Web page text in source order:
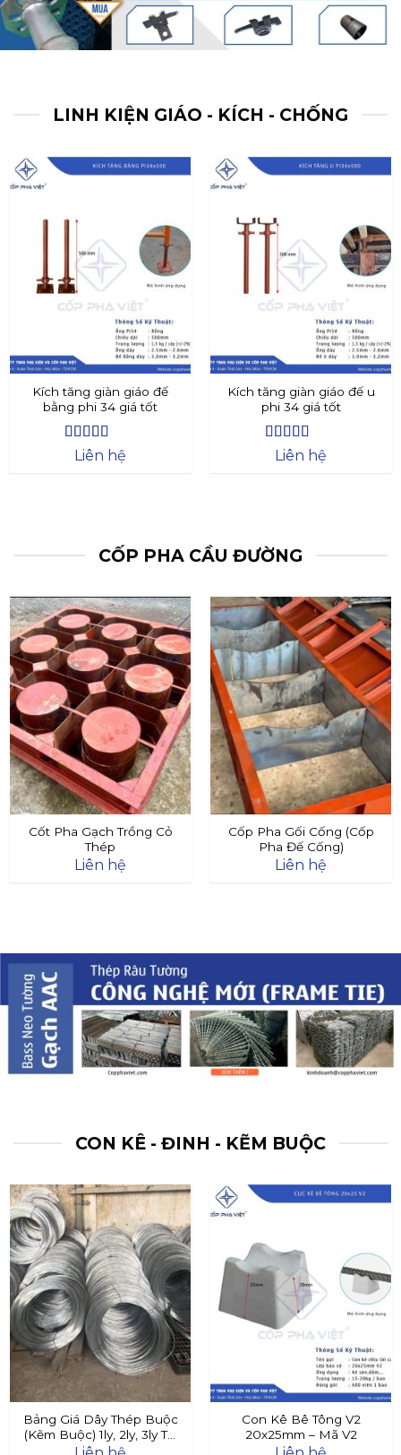
LINH KIỆN GIÁO - KÍCH - CHỐNG
Kích tăng giàn giáo đế
bằng phi 34 giá tốt
Được xếp
5
Liên hệ
Kích tăng giàn giáo đế u
phi 34 giá tốt
Được xếp
5
Liên hệ
CỐP PHA CẦU ĐƯỜNG
Cốt Pha Gạch Trồng Cỏ
Thép
Liên hệ
Cốp Pha Gối Cống (Cốp
Pha Đế Cống)
Liên hệ
CON KÊ - ĐINH - KẼM BUỘC
Bảng Giá Dây Thép Buộc
(Kẽm Buộc) 1ly, 2ly, 3ly Tại
Đây
Con Kê Bê Tông V2
20x25mm – Mã V2